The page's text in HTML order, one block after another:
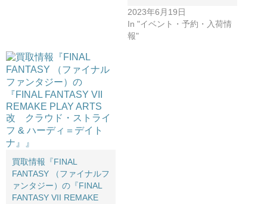
2023年6月19日
In "イベント・予約・入荷情
報"
買取情報『FINAL
FANTASY （ファイナルフ
ァンタジー）の『FINAL
FANTASY VII REMAKE